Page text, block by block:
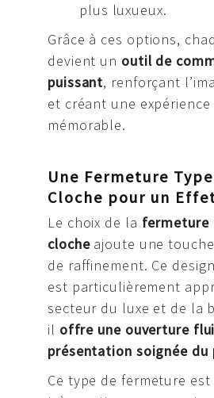
plus luxueux.
Grâce à ces options,
devient un outil de
puissant, renforçant
et créant une
mémorable.
Une Fermeture
Cloche pour un
Le choix de la fermeture
clocheajoute une touche
de raffinement. Ce
est particulièrement
secteur du luxe et de la
il offre une ouverture
présentation soignée du
Ce type de fermeture